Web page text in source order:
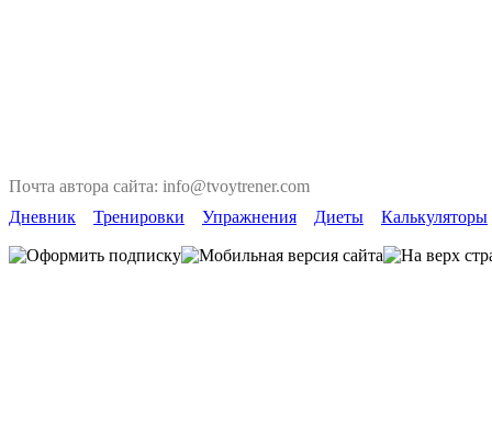
Почта автора сайта: info@tvoytrener.com
Дневник
Тренировки Упражнения Диеты Калькуляторы